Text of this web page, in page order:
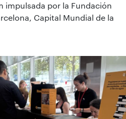
impulsada por la Fundación
Capital Mundial de la